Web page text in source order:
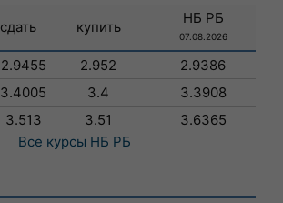
сдать купить
НБ РБ
07.08.2026
2.9455 2.952
2.9386
3.4005 3.4
3.3908
3.513 3.51
3.6365
Все курсы НБ РБ